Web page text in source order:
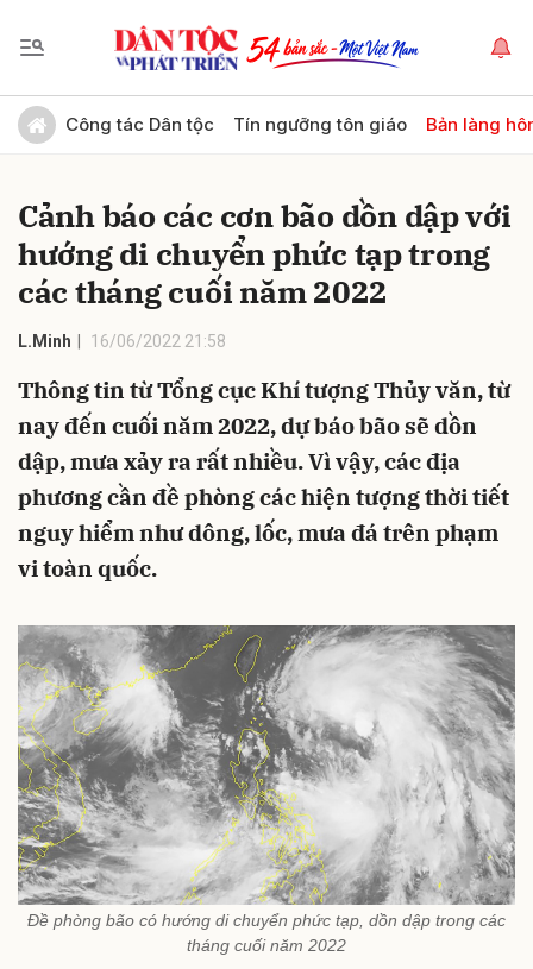
Công tác Dân tộc Tín ngưỡng tôn giáo Bản làng
Cảnh báo các cơn bão dồn dập với
hướng di chuyển phức tạp trong
các tháng cuối năm 2022
L.Minh 16/06/2022 21:58
Thông tin từ Tổng cục Khí tượng Thủy văn, từ
nay đến cuối năm 2022, dự báo bão sẽ dồn
dập, mưa xảy ra rất nhiều. Vì vậy, các địa
phương cần đề phòng các hiện tượng thời tiết
nguy hiểm như dông, lốc, mưa đá trên phạm
vi toàn quốc.
Đề phòng bão có hướng di chuyển phức tạp, dồn dập trong các
tháng cuối năm 2022
Gửi bình luận